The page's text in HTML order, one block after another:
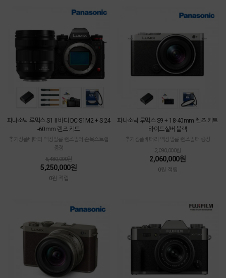
파나소닉 루믹스 S1 II 바디 DC-S1M2 + S 24
-60mm 렌즈 키트
추가정품배터리 액정필름 렌즈필터 손목스트랩
증정
5,480,000원
5,250,000원
0원 적립
파나소닉 루믹스 S9 + 18-40mm 렌즈 키트
라이트실버 블랙
추가정품배터리 액정필름 렌즈필터 증정
2,090,000원
2,060,000원
0원 적립